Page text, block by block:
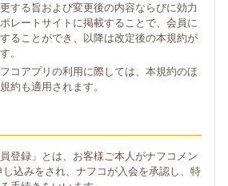
する旨および変更後の内容ならびに効力
レートサイトに掲載することで、会員に
ることができ、以降は改定後の本規約が
。
コアプリの利用に際しては、本規約のほ
約も適用されます。
登録」とは、お客様ご本人がナフコメン
込みをされ、ナフコが入会を承認し、特